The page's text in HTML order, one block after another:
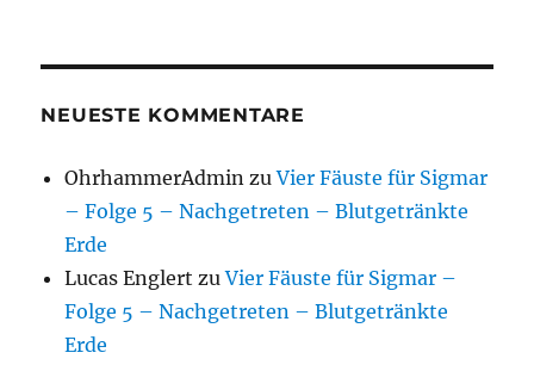
NEUESTE KOMMENTARE
OhrhammerAdmin zuVier Fäuste für Sigmar
– Folge 5 – Nachgetreten – Blutgetränkte
Erde
Lucas Englert zuVier Fäuste für Sigmar –
Folge 5 – Nachgetreten – Blutgetränkte
Erde